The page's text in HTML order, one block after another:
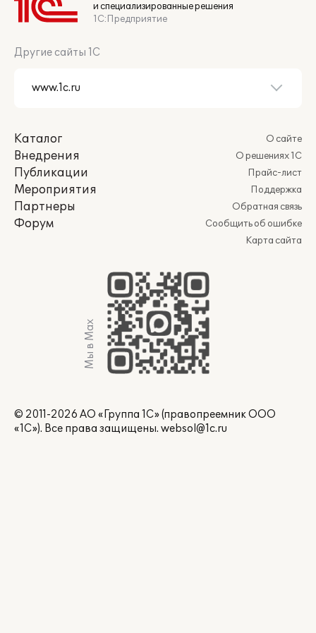
и специализированные решения
1С:Предприятие
Другие сайты 1С
Каталог
Внедрения
Публикации
Мероприятия
Партнеры
Форум
О сайте
О решениях 1С
Прайс-лист
Поддержка
Обратная связь
Сообщить об ошибке
Карта сайта
Мы в Max
© 2011-2026 АО «Группа 1С» (правопреемник ООО
«1С»). Все права защищены. websol@1c.ru